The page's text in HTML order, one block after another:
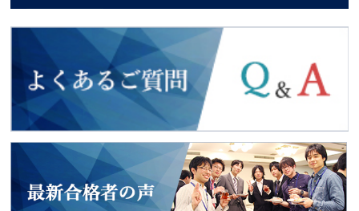
よくあるご質問